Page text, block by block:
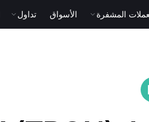
المشفرة الأسواق تداول